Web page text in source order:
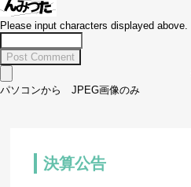
Please input characters displayed above.
パソコンから JPEG画像のみ
決算公告